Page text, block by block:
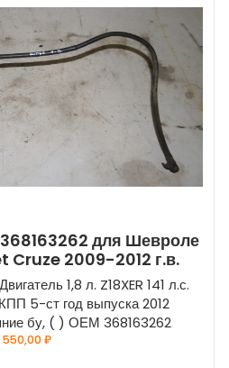
368163262 для Шевроле
Cruze 2009-2012 г.в.
1,8 л. Z18XER 141 л.с.
5-ст год выпуска 2012
бу, ( ) ОЕМ 368163262
550,00₽